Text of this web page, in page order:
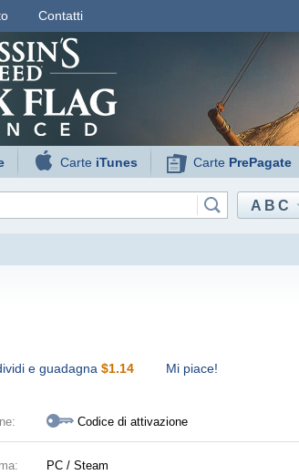
Contatti
Carte iTunes Carte PrePagate
ABC
Mi piace!
e guadagna $1.14
Codice di attivazione
PC / Steam